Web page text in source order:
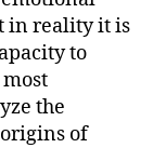
in reality it is
to
the
of